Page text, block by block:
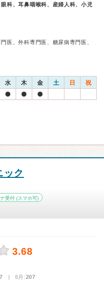
科、耳鼻咽喉科、産婦人科、小児
医、外科専門医、糖尿病専門医、
水 木 金 土 日 祝
ック
受付 (スマホ可)
3.68
| 6月:207